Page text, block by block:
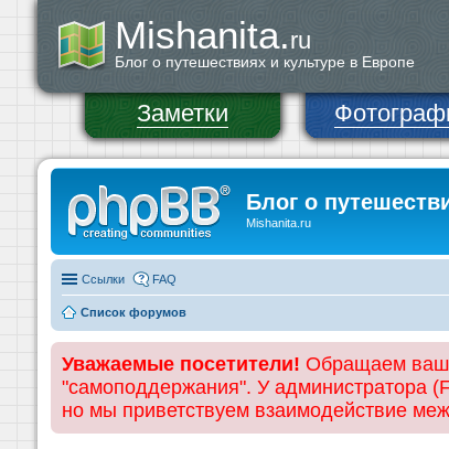
Mishanita.ru
Блог о путешествиях и культуре в Европе
Заметки
Блог о
Mishanita.ru
Ссылки FAQ
Список форумов
Уважаемые посетители! Обращаем
"самоподдержания". У администратора
но мы приветствуем взаимодействие